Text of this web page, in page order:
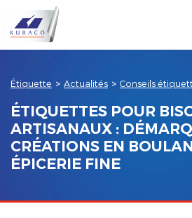
Étiquette > Actualités > Conseils
ÉTIQUETTES POUR
ARTISANAUX :
CRÉATIONS EN
ÉPICERIE FINE